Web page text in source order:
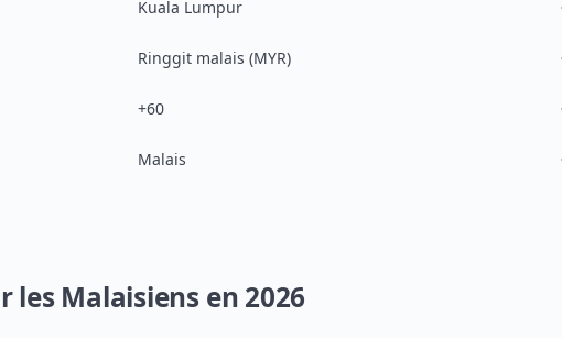
Kuala Lumpur
Ringgit malais (MYR)
+60
Malais
les Malaisiens en 2026